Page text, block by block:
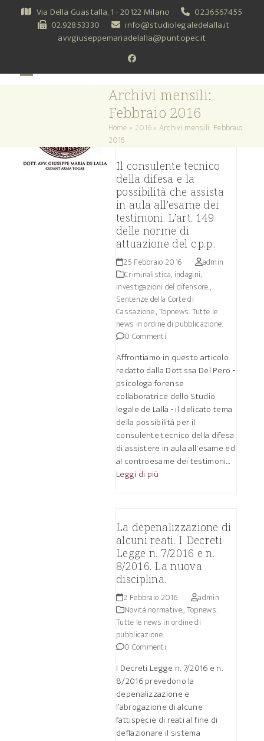
Via Della Guastalla, 1 - 20122 Milano
02.36567455
02.92853330
info@studiolegaledelalla.it
avvgiuseppemariadelalla@puntopec.it
Facebook
Archivi mensili:
Febbraio 2016
Home » 2016»Archivi mensili: Febbraio
2016
Il consulente tecnico
della difesa e la
possibilità che assista
in aula all’esame dei
testimoni. L’art. 149
delle norme di
attuazione del c.p.p..
25 Febbraio 2016
admin
Criminalistica, indagini,
investigazioni del difensore.,
Sentenze della Corte di
Cassazione.,Topnews. Tutte le
news in ordine di pubblicazione.
0 Commenti
Affrontiamo in questo articolo
redatto dalla Dott.ssa Del Pero -
psicologa forense
collaboratrice dello Studio
legale de Lalla - il delicato tema
della possibilità per il
consulente tecnico della difesa
di assistere in aula all'esame ed
al controesame dei testimoni…
Leggi di più
La depenalizzazione di
alcuni reati. I Decreti
Legge n. 7/2016 e n.
8/2016. La nuova
disciplina.
2 Febbraio 2016
admin
Novità normative.,Topnews.
Tutte le news in ordine di
pubblicazione.
0 Commenti
I Decreti Legge n. 7/2016 e n.
8/2016 prevedono la
depenalizzazione e
l’abrogazione di alcune
fattispecie di reati al fine di
deflazionare il sistema